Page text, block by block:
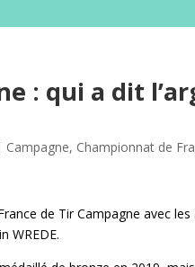
: qui a dit
Campagne, Championnat de
de Tir Campagne avec
WREDE.